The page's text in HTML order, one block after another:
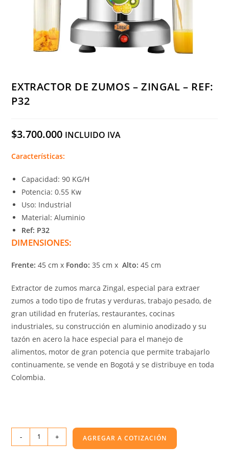
EXTRACTOR DE ZUMOS – ZINGAL – REF:
P32
$3.700.000 INCLUIDO IVA
Características:
Capacidad: 90 KG/H
Potencia: 0.55 Kw
Uso: Industrial
Material: Aluminio
Ref: P32
DIMENSIONES:
Frente: 45 cm x Fondo: 35 cm xAlto: 45 cm
Extractor de zumos marca Zingal, especial para extraer
zumos a todo tipo de frutas y verduras, trabajo pesado, de
gran utilidad en fruterías, restaurantes, cocinas
industriales, su construcción en aluminio anodizado y su
tazón en acero la hace especial para el manejo de
alimentos, motor de gran potencia que permite trabajarlo
continuamente, se vende en Bogotá y se distribuye en toda
Colombia.
- + AGREGAR A COTIZACIÓN